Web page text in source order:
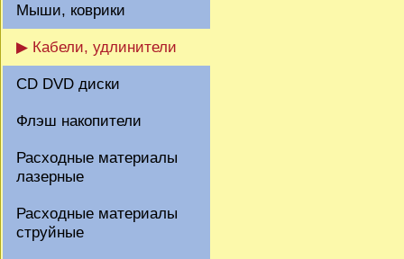
Мыши, коврики
▶ Кабели, удлинители
CD DVD диски
Флэш накопители
Расходные материалы
лазерные
Расходные материалы
струйные